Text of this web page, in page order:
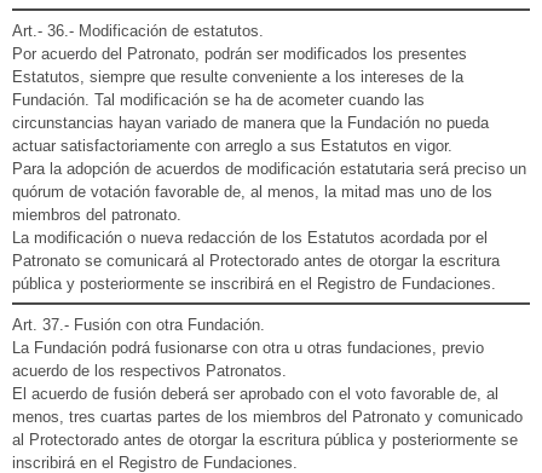
Art.- 36.- Modificación de estatutos.
Por acuerdo del Patronato, podrán ser modificados los presentes
Estatutos, siempre que resulte conveniente a los intereses de la
Fundación. Tal modificación se ha de acometer cuando las
circunstancias hayan variado de manera que la Fundación no pueda
actuar satisfactoriamente con arreglo a sus Estatutos en vigor.
Para la adopción de acuerdos de modificación estatutaria será preciso un
quórum de votación favorable de, al menos, la mitad mas uno de los
miembros del patronato.
La modificación o nueva redacción de los Estatutos acordada por el
Patronato se comunicará al Protectorado antes de otorgar la escritura
pública y posteriormente se inscribirá en el Registro de Fundaciones.
Art. 37.- Fusión con otra Fundación.
La Fundación podrá fusionarse con otra u otras fundaciones, previo
acuerdo de los respectivos Patronatos.
El acuerdo de fusión deberá ser aprobado con el voto favorable de, al
menos, tres cuartas partes de los miembros del Patronato y comunicado
al Protectorado antes de otorgar la escritura pública y posteriormente se
inscribirá en el Registro de Fundaciones.